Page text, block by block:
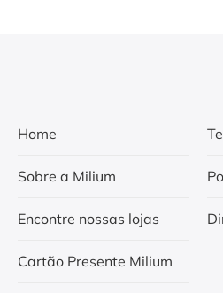
Home
Sobre a Milium
Encontre nossas lojas
Cartão Presente Milium